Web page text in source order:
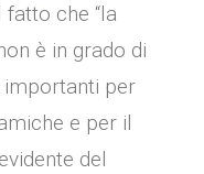
che “la
è in grado di
per
e per il
del